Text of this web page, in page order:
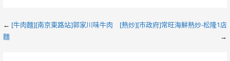
Post
← [牛肉麵][南京東路站]郭家川味牛肉
麵
[熱炒][市政府]常旺海鮮熱炒-松隆1店
→